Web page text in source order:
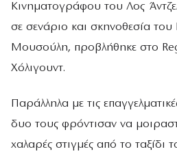
Κινηματογράφου του Λος
σε σενάριο και σκηνοθεσία του
Μουσούλη, προβλήθηκε στο
Χόλιγουντ.
Παράλληλα με τις
δυο τους φρόντισαν να
χαλαρές στιγμές από το ταξίδι